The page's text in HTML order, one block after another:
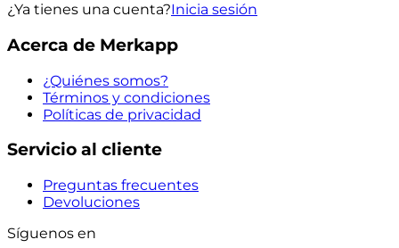
¿Ya tienes una cuenta?Inicia sesión
Acerca de Merkapp
¿Quiénes somos?
Términos y condiciones
Políticas de privacidad
Servicio al cliente
Preguntas frecuentes
Devoluciones
Síguenos en